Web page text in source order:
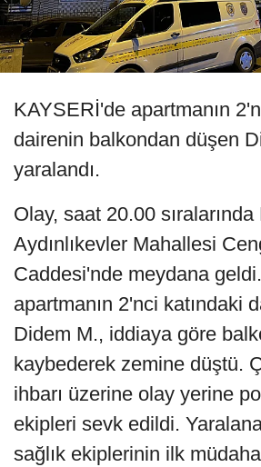
KAYSERİ'de apartmanın
dairenin balkondan düşen
yaralandı.
Olay, saat 20.00
Aydınlıkevler Mahallesi
Caddesi'nde meydana
apartmanın 2'nci katındaki
Didem M., iddiaya göre
kaybederek zemine düştü.
ihbarı üzerine olay yerine
ekipleri sevk edildi.
sağlık ekiplerinin ilk